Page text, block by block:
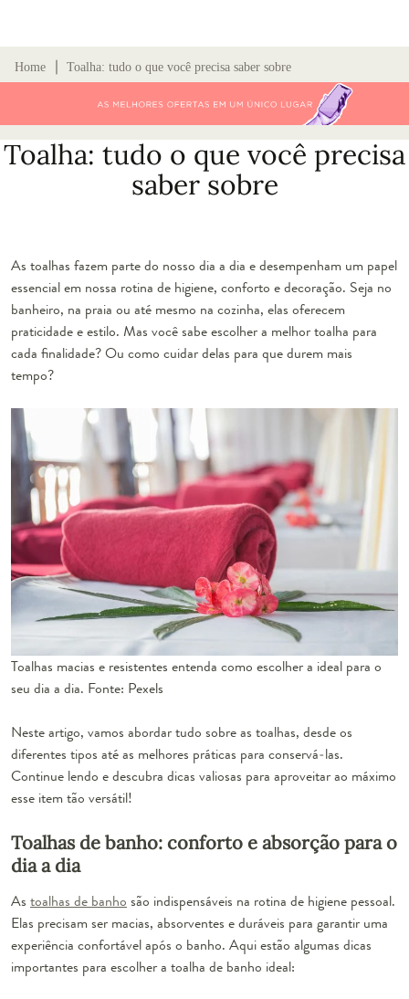
Home Toalha: tudo o que você precisa saber sobre
Toalha: tudo o que você precisa
saber sobre
As toalhas fazem parte do nosso dia a dia e desempenham um papel
essencial em nossa rotina de higiene, conforto e decoração. Seja no
banheiro, na praia ou até mesmo na cozinha, elas oferecem
praticidade e estilo. Mas você sabe escolher a melhor toalha para
cada finalidade? Ou como cuidar delas para que durem mais
tempo?
Toalhas macias e resistentes entenda como escolher a ideal para o
seu dia a dia. Fonte: Pexels
Neste artigo, vamos abordar tudo sobre as toalhas, desde os
diferentes tipos até as melhores práticas para conservá-las.
Continue lendo e descubra dicas valiosas para aproveitar ao máximo
esse item tão versátil!
Toalhas de banho: conforto e absorção para o
dia a dia
As toalhas de banho são indispensáveis na rotina de higiene pessoal.
Elas precisam ser macias, absorventes e duráveis para garantir uma
experiência confortável após o banho. Aqui estão algumas dicas
importantes para escolher a toalha de banho ideal: